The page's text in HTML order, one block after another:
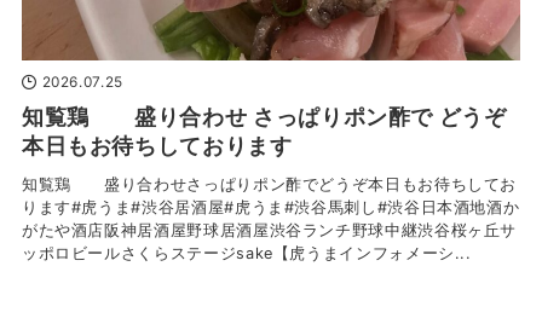
2026.07.25
知覧鶏 盛り合わせ さっぱりポン酢で どうぞ
本日もお待ちしております
知覧鶏 盛り合わせさっぱりポン酢でどうぞ本日もお待ちしてお
ります#虎うま#渋谷居酒屋#虎うま#渋谷馬刺し#渋谷日本酒地酒か
がたや酒店阪神居酒屋野球居酒屋渋谷ランチ野球中継渋谷桜ヶ丘サ
ッポロビールさくらステージsake【虎うまインフォメーシ...